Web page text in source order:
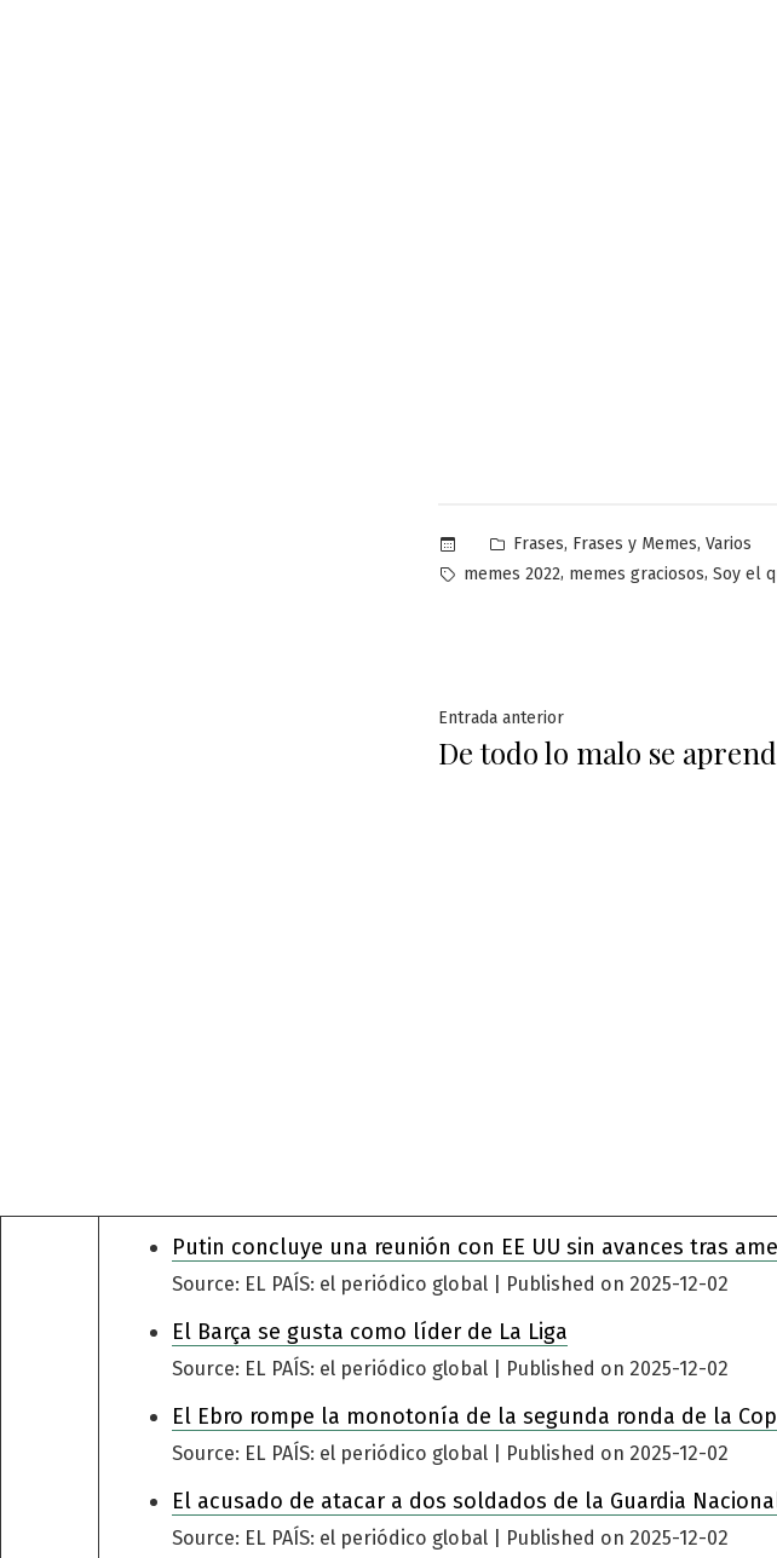
Publicado
en
Frases, Frases y Memes, Varios
Etiquetas:
memes 2022, memes graciosos, Soy el
Navegación
de
Entrada anteriorEntrada
anterior:
De todo lo malo se
Putin concluye una reunión con EE UU sin avances tras
Source: EL PAÍS: el periódico global Published on 2025-12-02
El Barça se gusta como líder de La Liga
Source: EL PAÍS: el periódico global Published on 2025-12-02
El Ebro rompe la monotonía de la segunda ronda de la
Source: EL PAÍS: el periódico global Published on 2025-12-02
El acusado de atacar a dos soldados de la Guardia
Source: EL PAÍS: el periódico global Published on 2025-12-02